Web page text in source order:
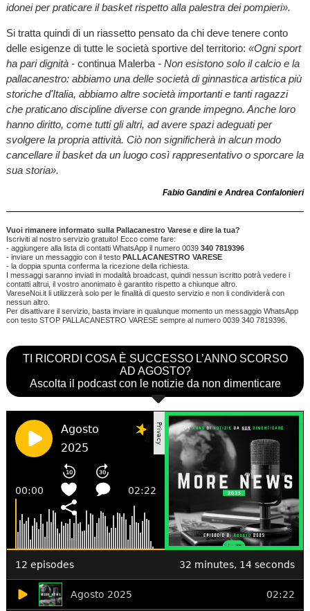
idonei per praticare il basket rispetto alla palestra dei pompieri».
Si tratta quindi di un riassetto pensato da chi deve tenere conto
delle esigenze di tutte le società sportive del territorio: «Ogni sport
ha pari dignità - continua Malerba- Non esistono solo il calcio e la
pallacanestro: abbiamo una delle società di ginnastica artistica più
storiche d'Italia, abbiamo altre società importanti e tanti ragazzi
che praticano discipline diverse con grande impegno. Anche loro
hanno diritto, come tutti gli altri, ad avere spazi adeguati per
svolgere la propria attività. Ciò non significherà in alcun modo
cancellare il basket da un luogo così rappresentativo o sporcare la
sua storia».
Fabio Gandini e Andrea Confalonieri
Vuoi rimanere informato sulla Pallacanestro Varese e dire la tua?
Iscriviti al nostro servizio gratuito! Ecco come fare:
- aggiungere alla lista di contatti WhatsApp il numero 0039 340 7819396
- inviare un messaggio con il testo PALLACANESTRO VARESE
- la doppia spunta conferma la ricezione della richiesta.
I messaggi saranno inviati in modalità broadcast, quindi nessun iscritto potrà vedere i
contatti altrui, il vostro anonimato è garantito rispetto a chiunque altro.
VareseNoi.it li utilizzerà solo per le finalità di questo servizio e non li condividerà con
nessun altro.
Per disattivare il servizio, basta inviare in qualunque momento un messaggio WhatsApp
con testo STOP PALLACANESTRO VARESE sempre al numero 0039 340 7819396.
TI RICORDI COSA È SUCCESSO L’ANNO SCORSO
AD AGOSTO?
Ascolta il podcast con le notizie da non dimenticare